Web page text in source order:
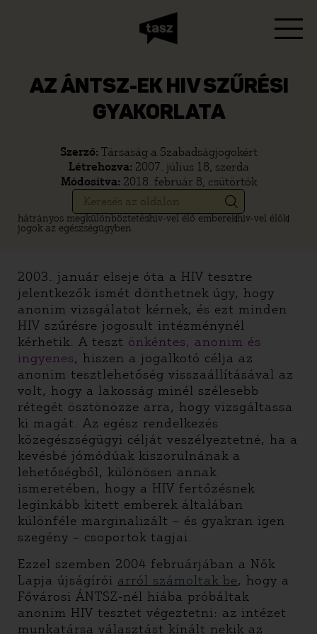
AZ ÁNTSZ-EK HIV SZŰRÉSI
GYAKORLATA
Szerző: Társaság a Szabadságjogokért
Létrehozva: 2007. július 18, szerda
Módosítva: 2018. február 8, csütörtök
hátrányos megkülönböztetéshiv-vel élő emberekhiv-vel élők
jogok az egészségügyben
2003. január elseje óta a HIV tesztre
jelentkezők ismét dönthetnek úgy, hogy
anonim vizsgálatot kérnek, és ezt minden
HIV szűrésre jogosult intézménynél
kérhetik. A teszt önkéntes, anonim és
ingyenes, hiszen a jogalkotó célja az
anonim tesztlehetőség visszaállításával az
volt, hogy a lakosság minél szélesebb
rétegét ösztönözze arra, hogy vizsgáltassa
ki magát. Az egész rendelkezés
közegészségügyi célját veszélyeztetné, ha a
kevésbé jómódúak kiszorulnának a
lehetőségből, különösen annak
ismeretében, hogy a HIV fertőzésnek
leginkább kitett emberek általában
különféle marginalizált – és gyakran igen
szegény – csoportok tagjai.
Ezzel szemben 2004 februárjában a Nők
Lapja újságírói arról számoltak be, hogy a
Fővárosi ÁNTSZ-nél hiába próbáltak
anonim HIV tesztet végeztetni: az intézet
munkatársa választást kínált nekik az